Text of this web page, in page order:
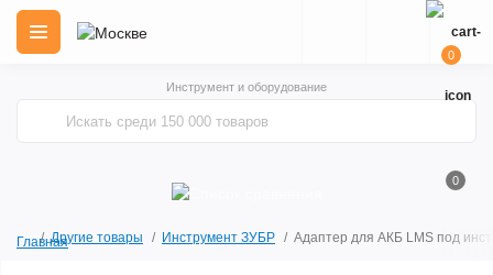
Инструмент и оборудование
0
0
ГлавнаяДругие товары Инструмент ЗУБР Адаптер для АКБ LMS под